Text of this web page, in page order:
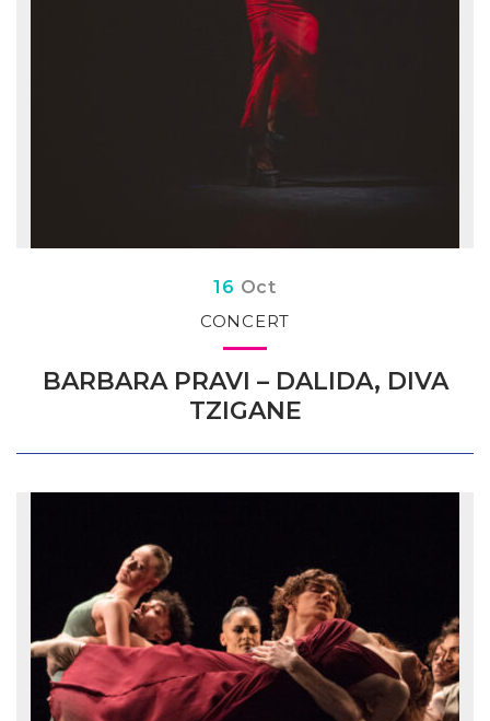
Du
16 Octobre
CONCERT
BARBARA PRAVI – DALIDA, DIVA
TZIGANE